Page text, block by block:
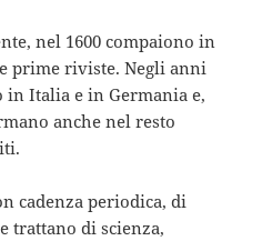
nel 1600 compaiono in
prime riviste. Negli anni
in Italia e in Germania e,
anche nel resto
cadenza periodica, di
trattano di scienza,